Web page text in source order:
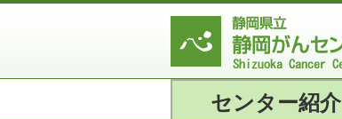
センター紹介